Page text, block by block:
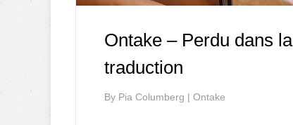
Ontake – Perdu dans la
traduction
By Pia Columberg | Ontake